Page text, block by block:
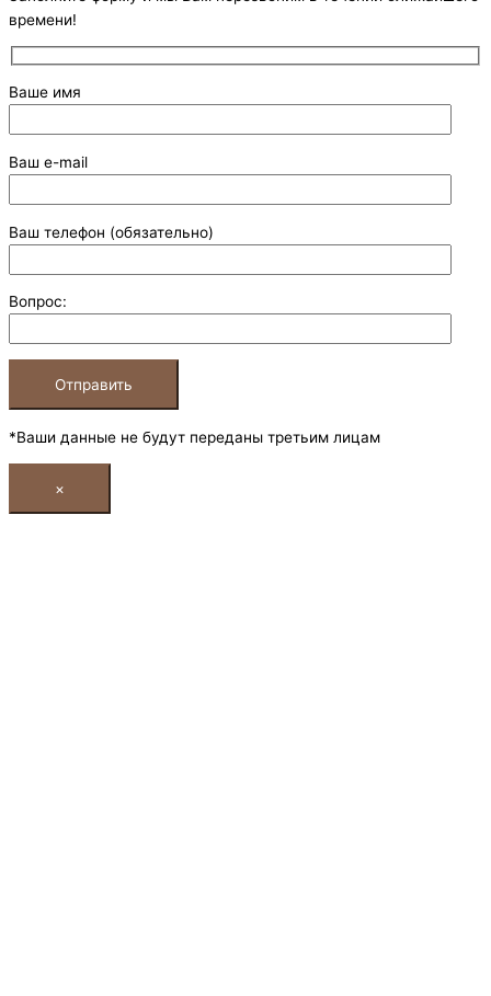
времени!
Ваше имя
Ваш e-mail
Ваш телефон (обязательно)
Вопрос:
*Ваши данные не будут переданы третьим лицам
×